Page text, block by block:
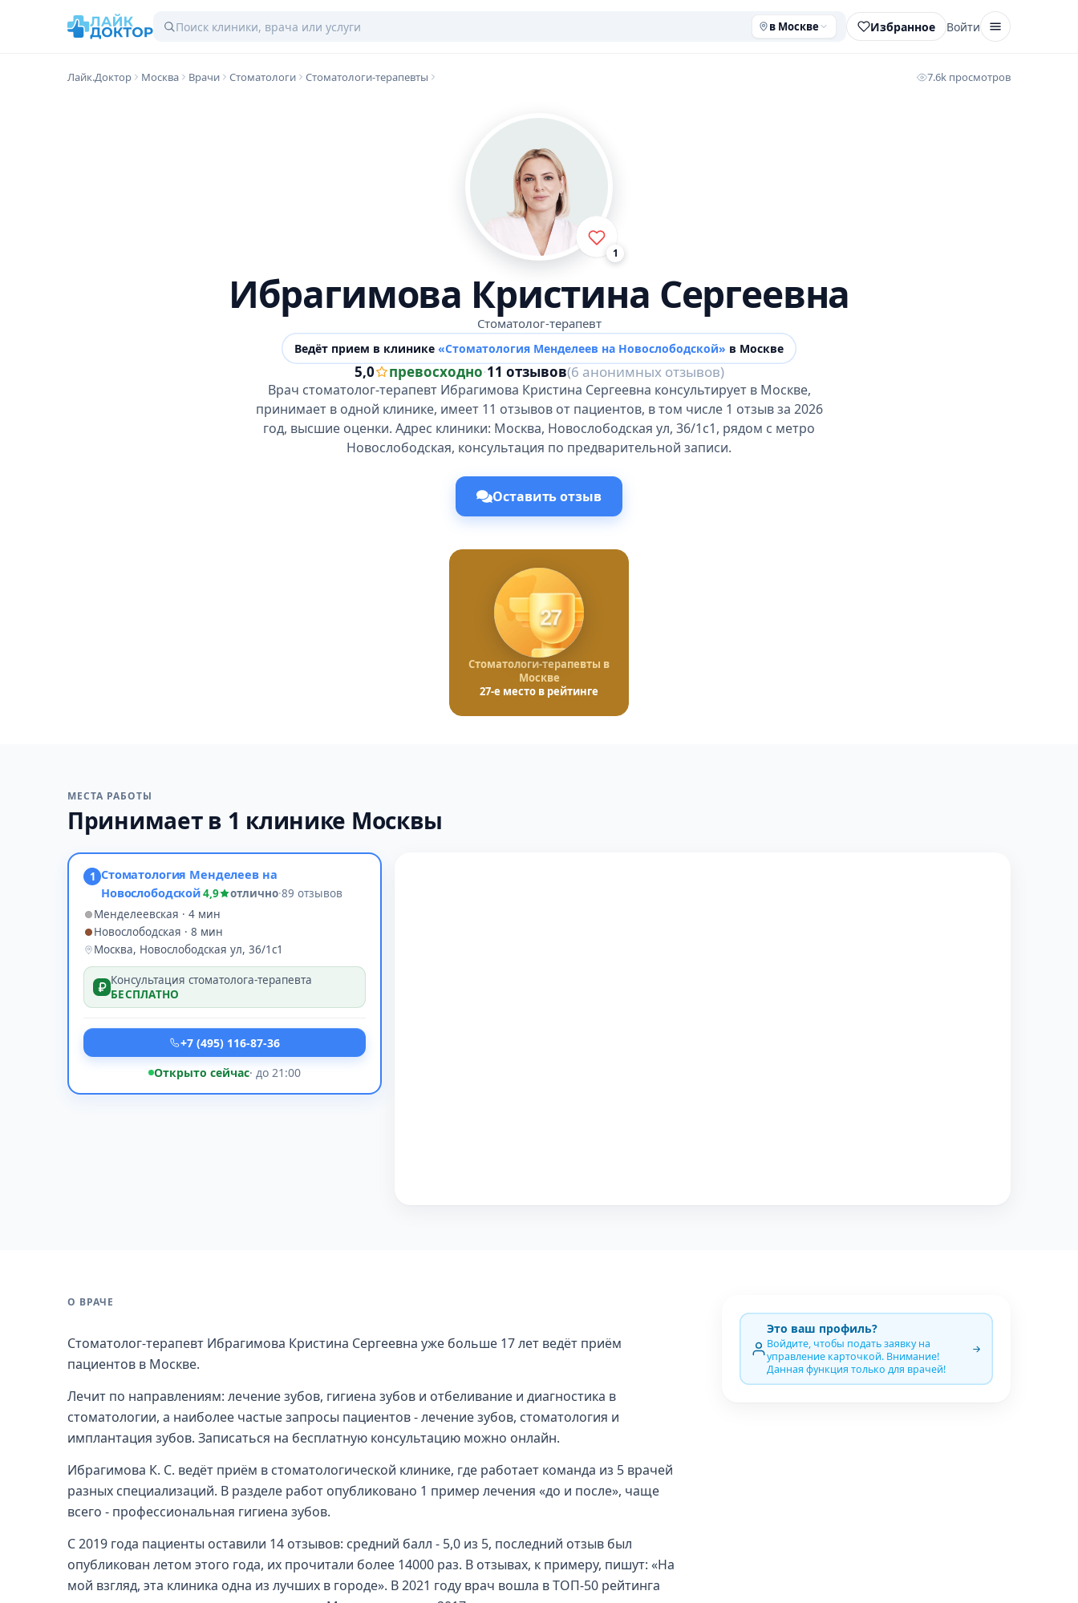
в Москве Избранное Войти
Лайк.Доктор Москва Врачи Стоматологи Стоматологи-терапевты 7.6k просмотров
1
Ибрагимова Кристина Сергеевна
Стоматолог-терапевт
Ведёт прием в клинике «Стоматология Менделеев на Новослободской» в Москве
5,0 превосходно·11 отзывов(6 анонимных отзывов)
Врач стоматолог-терапевт Ибрагимова Кристина Сергеевна консультирует в Москве,
принимает в одной клинике, имеет 11 отзывов от пациентов, в том числе 1 отзыв за 2026
год, высшие оценки. Адрес клиники: Москва, Новослободская ул, 36/1с1, рядом с метро
Новослободская, консультация по предварительной записи.
Оставить отзыв
27
Стоматологи-терапевты в
Москве
27-е место в рейтинге
МЕСТА РАБОТЫ
Принимает в 1 клинике Москвы
1 Стоматология Менделеев на
Новослободской4,9 отлично·89 отзывов
Менделеевская · 4 мин
Новослободская · 8 мин
Москва, Новослободская ул, 36/1с1
Консультация стоматолога-терапевта
БЕСПЛАТНО
+7 (495) 116-87-36
Открыто сейчас· до 21:00
О ВРАЧЕ
Стоматолог-терапевт Ибрагимова Кристина Сергеевна уже больше 17 лет ведёт приём
пациентов в Москве.
Лечит по направлениям: лечение зубов, гигиена зубов и отбеливание и диагностика в
стоматологии, а наиболее частые запросы пациентов - лечение зубов, стоматология и
имплантация зубов. Записаться на бесплатную консультацию можно онлайн.
Ибрагимова К. С. ведёт приём в стоматологической клинике, где работает команда из 5 врачей
разных специализаций. В разделе работ опубликовано 1 пример лечения «до и после», чаще
всего - профессиональная гигиена зубов.
С 2019 года пациенты оставили 14 отзывов: средний балл - 5,0 из 5, последний отзыв был
опубликован летом этого года, их прочитали более 14000 раз. В отзывах, к примеру, пишут: «На
мой взгляд, эта клиника одна из лучших в городе». В 2021 году врач вошла в ТОП-50 рейтинга
Это ваш профиль?
Войдите, чтобы подать заявку на
управление карточкой. Внимание!
Данная функция только для врачей!